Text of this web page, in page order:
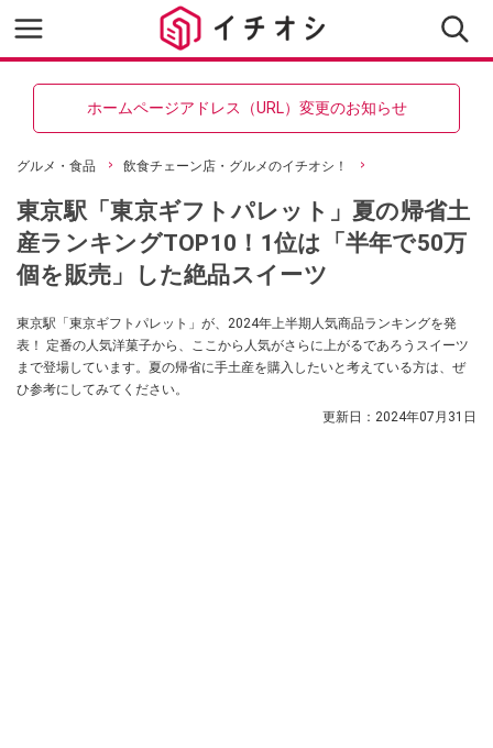
ホームページアドレス（URL）変更のお知らせ
グルメ・食品 飲食チェーン店・グルメのイチオシ！
東京駅「東京ギフトパレット」夏の帰省土
産ランキングTOP10！1位は「半年で50万
個を販売」した絶品スイーツ
東京駅「東京ギフトパレット」が、2024年上半期人気商品ランキングを発
表！ 定番の人気洋菓子から、ここから人気がさらに上がるであろうスイーツ
まで登場しています。夏の帰省に手土産を購入したいと考えている方は、ぜ
ひ参考にしてみてください。
更新日： 2024年07月31日